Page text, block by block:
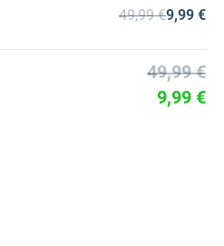
49,99 €9,99 €
49,99 €
9,99 €